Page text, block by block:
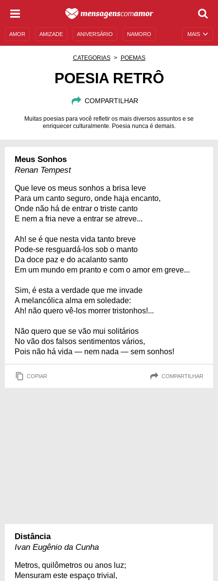
MAIS
AMOR AMIZADE ANIVERSÁRIO NAMORO
DESCULPAS
CATEGORIAS POEMAS
POESIA RETRÔ
COMPARTILHAR
Muitas poesias para você refletir os mais diversos assuntos e se
enriquecer culturalmente. Poesia nunca é demais.
Meus Sonhos
Renan Tempest
Que leve os meus sonhos a brisa leve
Para um canto seguro, onde haja encanto,
Onde não há de entrar o triste canto
E nem a fria neve a entrar se atreve...
Ah! se é que nesta vida tanto breve
Pode-se resguardá-los sob o manto
Da doce paz e do acalanto santo
Em um mundo em pranto e com o amor em greve...
Sim, é esta a verdade que me invade
A melancólica alma em soledade:
Ah! não quero vê-los morrer tristonhos!...
Não quero que se vão mui solitários
No vão dos falsos sentimentos vários,
Pois não há vida — nem nada — sem sonhos!
COPIAR COMPARTILHAR
Distância
Ivan Eugênio da Cunha
Metros, quilômetros ou anos luz;
Mensuram este espaço trivial,